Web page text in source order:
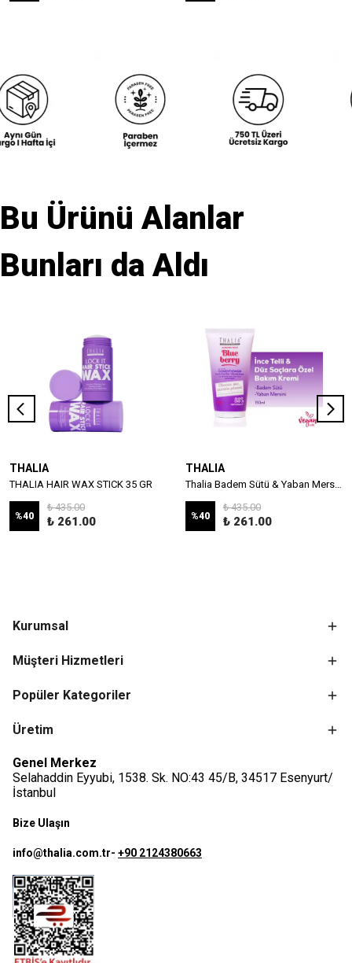
Bu Ürünü Alanlar
Bunları da Aldı
THALIA
THALIA HAIR WAX STICK 35 GR
%40
₺ 435.00
₺ 261.00
THALIA
%40
₺ 435.00
₺ 261.00
Kurumsal
Müşteri Hizmetleri
Popüler Kategoriler
Üretim
Genel Merkez
Selahaddin Eyyubi, 1538. Sk. NO:43 45/B, 34517 Esenyurt/
İstanbul
Bize Ulaşın
info@thalia.com.tr- +90 2124380663